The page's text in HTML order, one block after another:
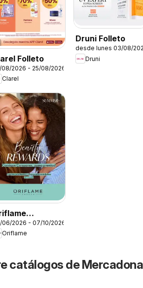
Folleto
08/2026 - 25/08/2026
Clarel
Druni Folleto
desde lunes 03/08/
Druni
Beauty
06/2026 - 07/10/2026
Oriflame
catálogos de